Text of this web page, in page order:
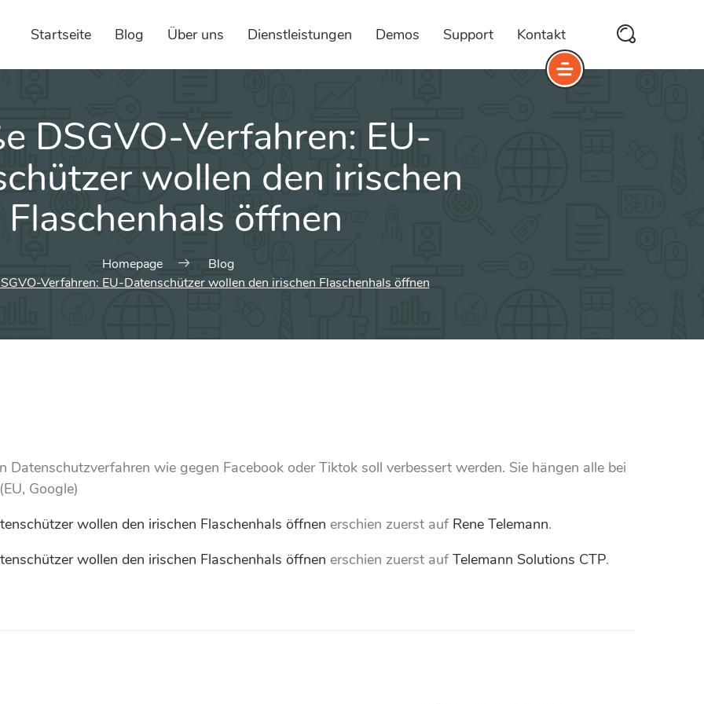
Startseite Blog Über uns Dienstleistungen Demos Support Kontakt
DSGVO-Verfahren: EU-
wollen den irischen
Flaschenhals öffnen
Homepage
Blog
Verfahren: EU-Datenschützer wollen den irischen Flaschenhals öffnen
Datenschutzverfahren wie gegen Facebook oder Tiktok soll verbessert werden. Sie hängen alle bei
Google)
wollen den irischen Flaschenhals öffnen erschien zuerst auf Rene Telemann.
wollen den irischen Flaschenhals öffnen erschien zuerst aufTelemann Solutions CTP.